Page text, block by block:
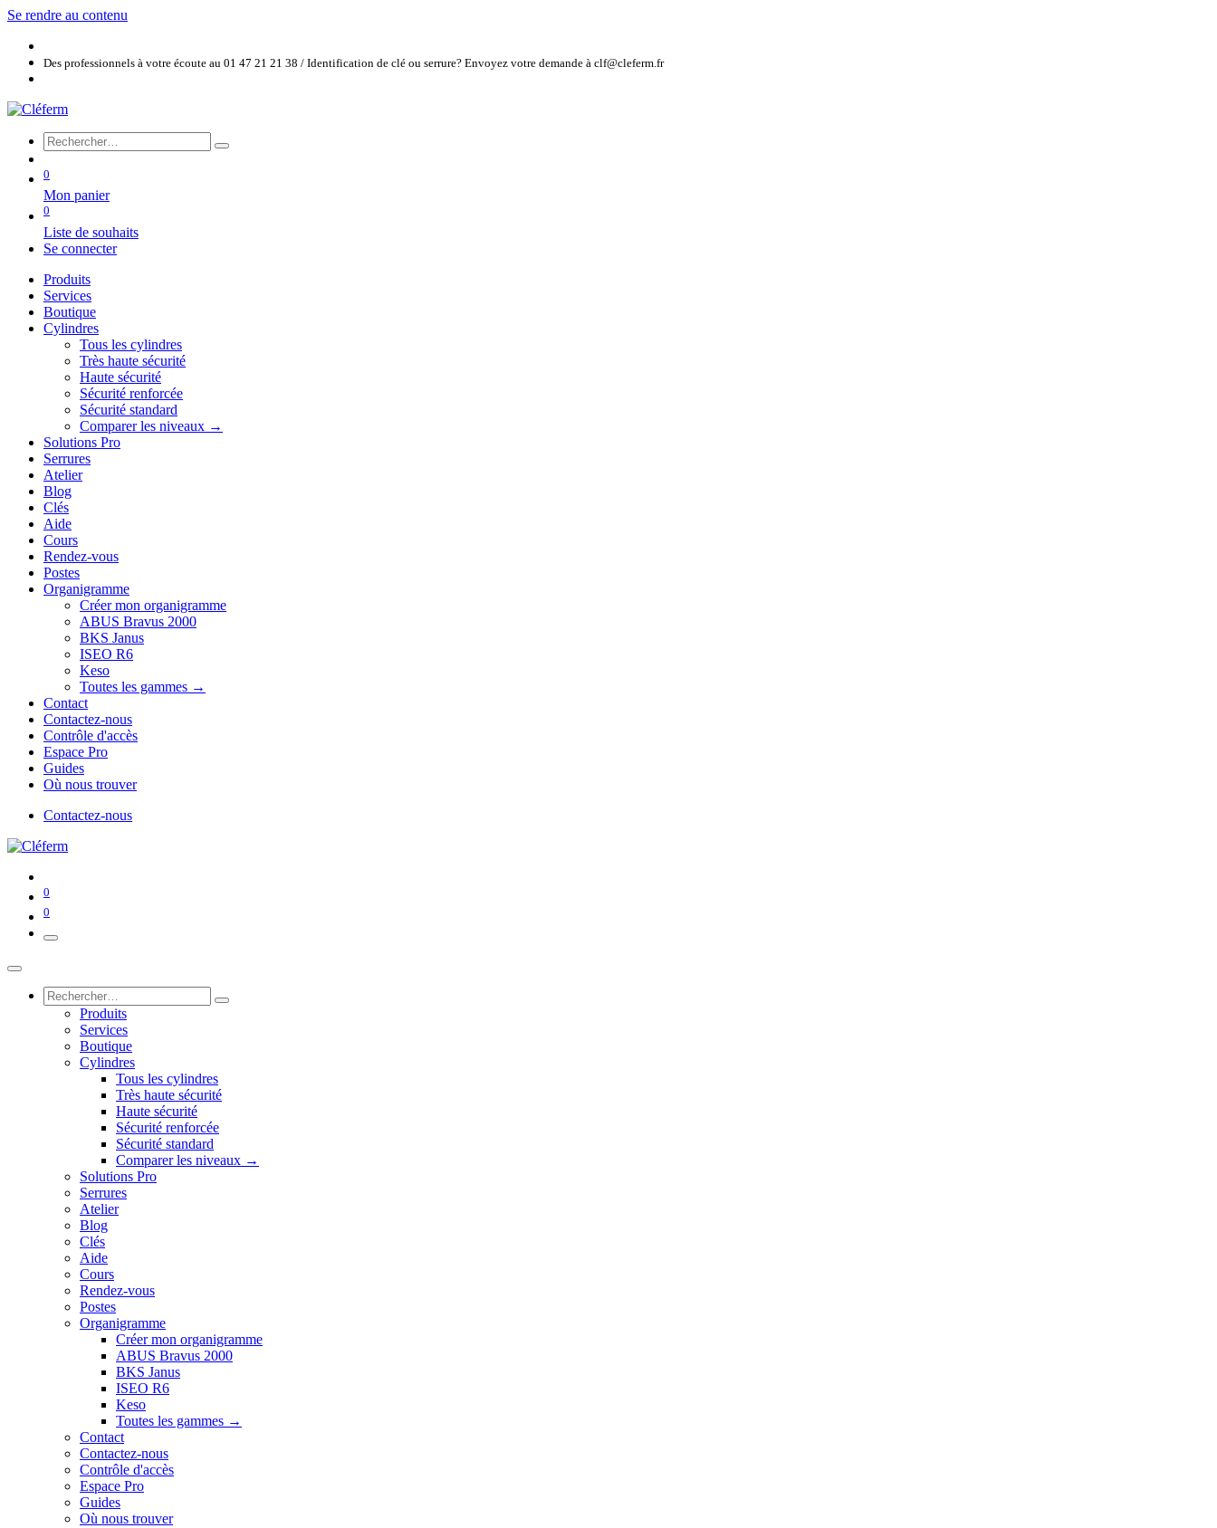
Se rendre au contenu
Des professionnels à votre écoute au 01 47 21 21 38 / Identification de clé ou serrure? Envoyez votre demande à clf@cleferm.fr
0
Mon panier
0
Liste de souhaits
Se connecter
Produits
Services
Boutique
Cylindres
Tous les cylindres
Très haute sécurité
Haute sécurité
Sécurité renforcée
Sécurité standard
Comparer les niveaux →
Solutions Pro
Serrures
Atelier
Blog
Clés
Aide
Cours
Rendez-vous
Postes
Organigramme
Créer mon organigramme
ABUS Bravus 2000
BKS Janus
ISEO R6
Keso
Toutes les gammes →
Contact
Contactez-nous
Contrôle d'accès
Espace Pro
Guides
Où nous trouver
Contactez-nous
0
0
Produits
Services
Boutique
Cylindres
Tous les cylindres
Très haute sécurité
Haute sécurité
Sécurité renforcée
Sécurité standard
Comparer les niveaux →
Solutions Pro
Serrures
Atelier
Blog
Clés
Aide
Cours
Rendez-vous
Postes
Organigramme
Créer mon organigramme
ABUS Bravus 2000
BKS Janus
ISEO R6
Keso
Toutes les gammes →
Contact
Contactez-nous
Contrôle d'accès
Espace Pro
Guides
Où nous trouver